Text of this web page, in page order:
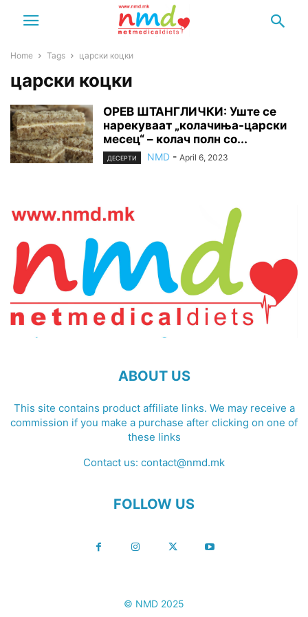
Home Tags царски коцки
царски коцки
ОРЕВ ШТАНГЛИЧКИ: Уште се
нарекуваат „колачиња-царски
месец“ – колач полн со...
ДЕСЕРТИ NMD - April 6, 2023
ABOUT US
This site contains product affiliate links. We may receive a
commission if you make a purchase after clicking on one of
these links
Contact us: contact@nmd.mk
FOLLOW US
© NMD 2025